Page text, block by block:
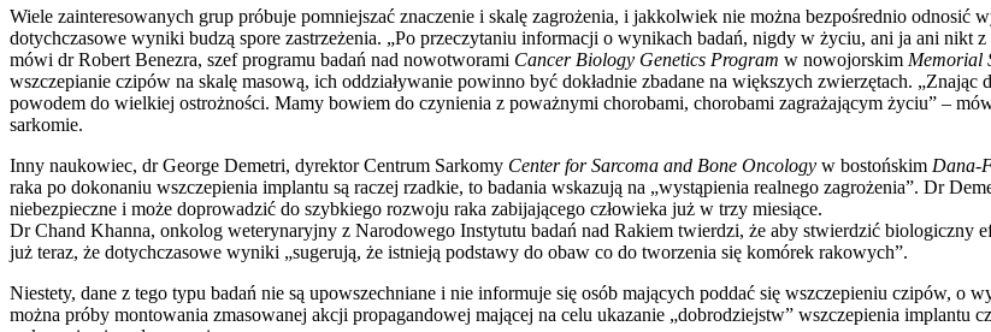
Wiele zainteresowanych grup próbuje pomniejszać znaczenie i skalę zagrożenia, i jakkolwiek nie można bezpośrednio odnosić
dotychczasowe wyniki budzą spore zastrzeżenia. „Po przeczytaniu informacji o wynikach badań, nigdy w życiu, ani ja ani nikt
mówi dr Robert Benezra, szef programu badań nad nowotworami Cancer Biology Genetics Program w nowojorskim Memorial
wszczepianie czipów na skalę masową, ich oddziaływanie powinno być dokładnie zbadane na większych zwierzętach.
powodem do wielkiej ostrożności. Mamy bowiem do czynienia z poważnymi chorobami, chorobami zagrażającym życiu” –
sarkomie.
Inny naukowiec, dr George Demetri, dyrektor Centrum Sarkomy Center for Sarcoma and Bone Oncology w bostońskim Dana-
raka po dokonaniu wszczepienia implantu są raczej rzadkie, to badania wskazują na „wystąpienia realnego zagrożenia”. Dr
niebezpieczne i może doprowadzić do szybkiego rozwoju raka zabijającego człowieka już w trzy miesiące.
Dr Chand Khanna, onkolog weterynaryjny z Narodowego Instytutu badań nad Rakiem twierdzi, że aby stwierdzić biologiczny
już teraz, że dotychczasowe wyniki „sugerują, że istnieją podstawy do obaw co do tworzenia się komórek rakowych”.
Niestety, dane z tego typu badań nie są upowszechniane i nie informuje się osób mających poddać się wszczepieniu czipów, o
można próby montowania zmasowanej akcji propagandowej mającej na celu ukazanie „dobrodziejstw” wszczepienia implantu